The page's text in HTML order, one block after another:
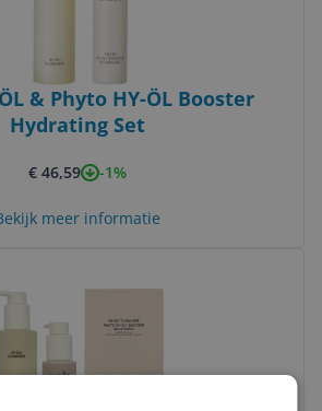
& Phyto HY-ÖL Booster
Hydrating Set
€ 46,59 -1%
meer informatie